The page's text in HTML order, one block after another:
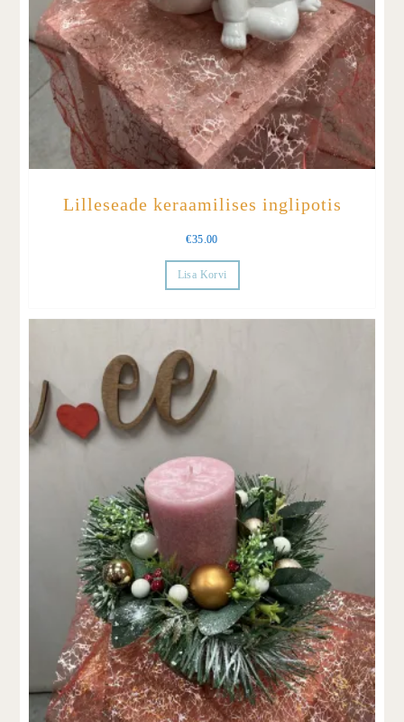
Lilleseade keraamilises inglipotis
€35.00
Lisa Korvi